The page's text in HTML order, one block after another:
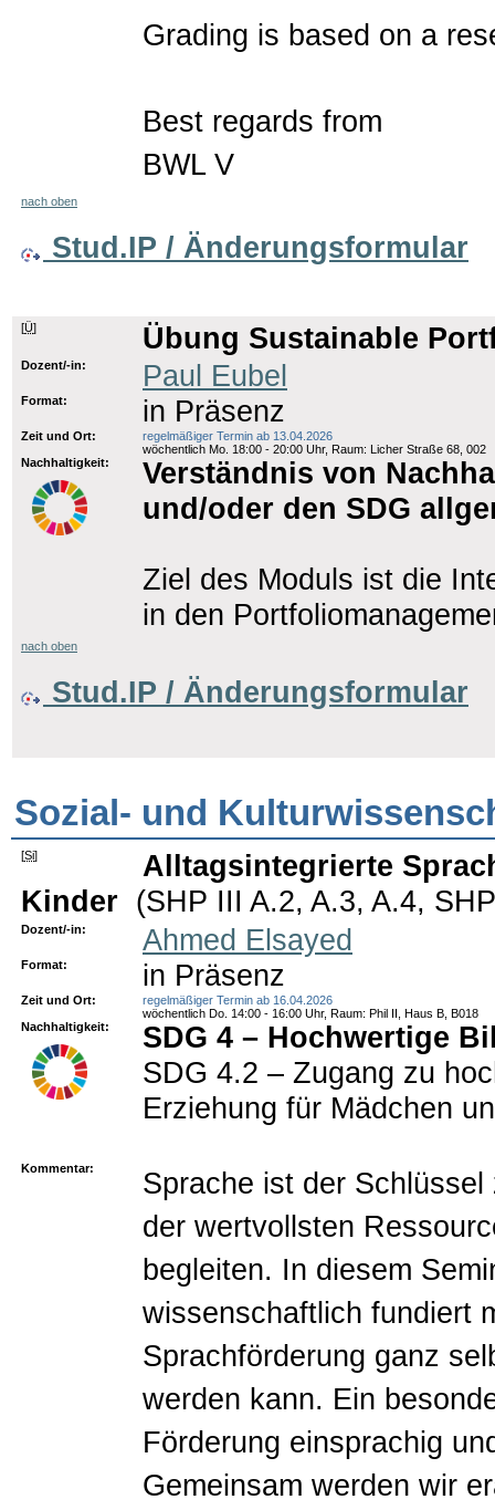
Grading is based on a
Best regards from
BWL V
nach oben
Stud.IP / Änderungsformular
[Ü] Übung Sustainable
Dozent/-in: Paul Eubel
Format: in Präsenz
Zeit und Ort:
regelmäßiger Termin ab 13.04.2026
wöchentlich Mo. 18:00 - 20:00 Uhr, Raum: Licher Straße 68, 002
Nachhaltigkeit:
Verständnis von
und/oder den SDG
Ziel des Moduls ist die
in den
nach oben
Stud.IP / Änderungsformular
Sozial- und
[Si]
Alltagsintegrierte
Kinder (SHP III A.2, A.3, A.4,
Dozent/-in: Ahmed Elsayed
Format: in Präsenz
Zeit und Ort:
regelmäßiger Termin ab 16.04.2026
wöchentlich Do. 14:00 - 16:00 Uhr, Raum: Phil II, Haus B, B018
Nachhaltigkeit:
SDG 4 – Hochwertige
SDG 4.2 – Zugang zu
Erziehung für Mädchen
Kommentar:
Sprache ist der
der wertvollsten
begleiten. In diesem
wissenschaftlich fundiert
Sprachförderung ganz
werden kann. Ein
Förderung einsprachig
Gemeinsam werden wir